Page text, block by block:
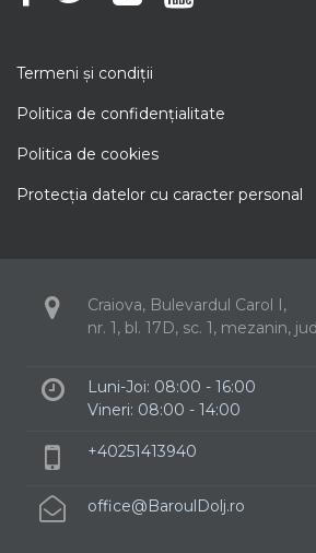
Termeni şi condiţii
Politica de confidenţialitate
Politica de cookies
Protecţia datelor cu caracter personal
Craiova, Bulevardul Carol I,
nr. 1, bl. 17D, sc. 1, mezanin,
Luni-Joi: 08:00 - 16:00
Vineri: 08:00 - 14:00
+40251413940
office@BaroulDolj.ro